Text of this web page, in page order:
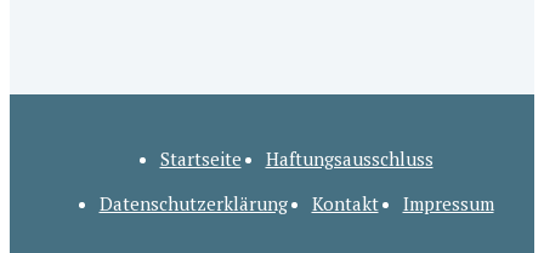
Startseite
Haftungsausschluss
Datenschutzerklärung
Kontakt Impressum